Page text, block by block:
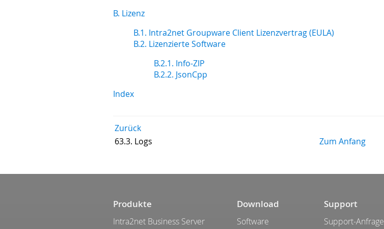
B. Lizenz
B.1. Intra2net Groupware Client Lizenzvertrag (EULA)
B.2. Lizenzierte Software
B.2.1. Info-ZIP
B.2.2. JsonCpp
Index
Zurück
63.3. Logs
Zum Anfang
Produkte
Intra2net Business Server
Download
Software
Support
Support-Anfrage